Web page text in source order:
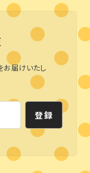
お届けいたし
登録